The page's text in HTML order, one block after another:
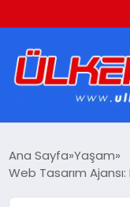
Ana Sayfa Yaşam
Web Tasarım